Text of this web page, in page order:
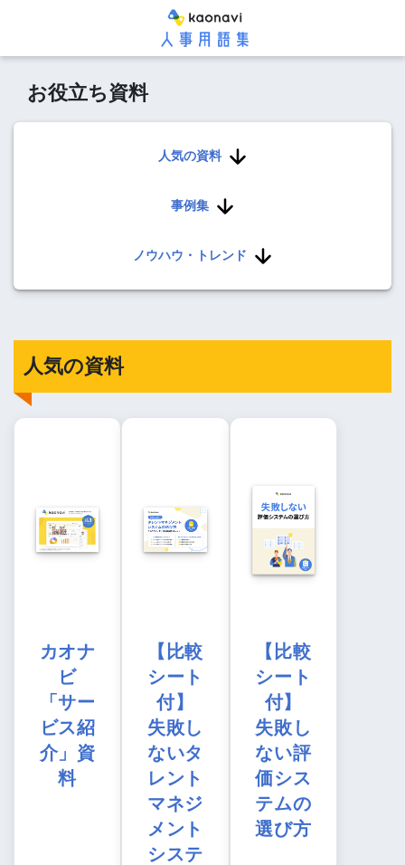
お役立ち資料
人気の資料
事例集
ノウハウ・トレンド
人気の資料
カオナ
ビ
「サー
ビス紹
介」資
料
【比較
シート
付】
失敗し
ないタ
レント
マネジ
メント
システ
【比較
シート
付】
失敗し
ない評
価シス
テムの
選び方